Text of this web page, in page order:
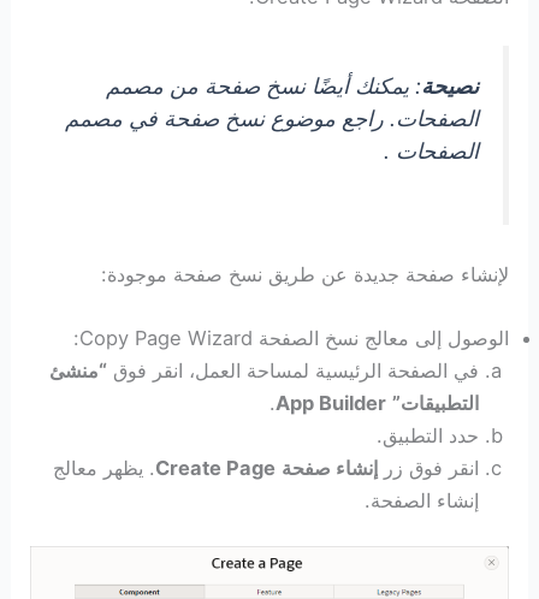
نصيحة: يمكنك أيضًا نسخ صفحة من مصمم
الصفحات. راجع موضوع نسخ صفحة في مصمم
الصفحات .
لإنشاء صفحة جديدة عن طريق نسخ صفحة موجودة:
الوصول إلى معالج نسخ الصفحة Copy Page Wizard:
في الصفحة الرئيسية لمساحة العمل، انقر فوق “منشئ
التطبيقات” App Builder
.
حدد التطبيق.
انقر فوق زر إنشاء صفحة Create Page. يظهر معالج
إنشاء الصفحة.